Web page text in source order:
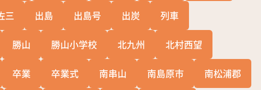
三 出島 出島号 出炭 列車
勝山 勝山小学校 北九州 北村西望
卒業 卒業式 南串山 南島原市 南松浦郡